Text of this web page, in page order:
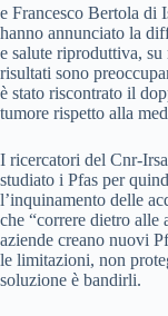
e Francesco Bertola di
hanno annunciato la
e salute riproduttiva,
risultati sono
è stato riscontrato il
tumore rispetto alla
I ricercatori del Cnr-
studiato i Pfas per
l’inquinamento delle
che “correre dietro
aziende creano nuovi
le limitazioni, non
soluzione è bandirli.